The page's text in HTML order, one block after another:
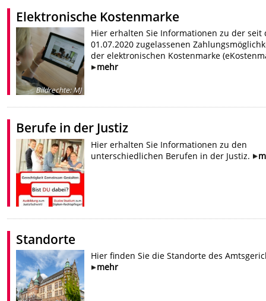
Elektronische Kostenmarke
Bildrechte:MJ
Hier erhalten Sie Informationen zu der seit
01.07.2020 zugelassenen
der elektronischen Kostenmarke
mehr
Berufe in der Justiz
Hier erhalten Sie Informationen zu den
unterschiedlichen Berufen in der Justiz.
Standorte
Hier finden Sie die Standorte des
mehr